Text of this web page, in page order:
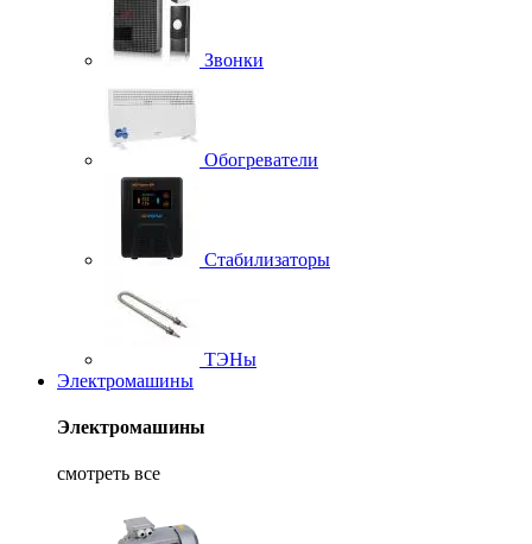
Звонки
Обогреватели
Стабилизаторы
ТЭНы
Электромашины
Электромашины
смотреть все